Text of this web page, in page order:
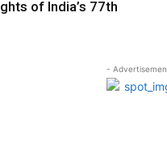
of India’s 77th
-